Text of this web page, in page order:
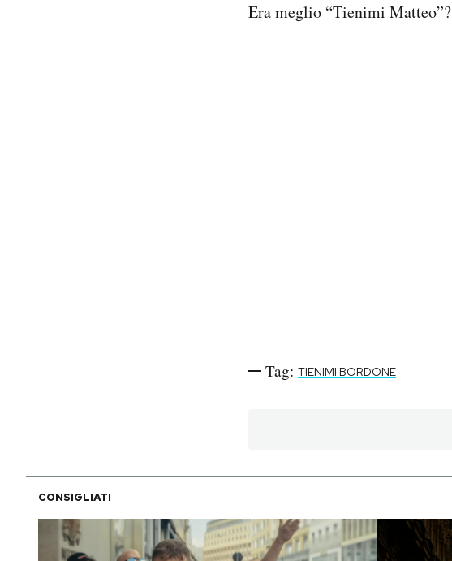
Era meglio “Tienimi Matteo”?
Tag: TIENIMI BORDONE
CONSIGLIATI